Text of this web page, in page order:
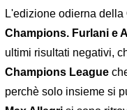
L'edizione odierna della
Champions. Furlani e
ultimi risultati negativi,
Champions League
perchè solo insieme si